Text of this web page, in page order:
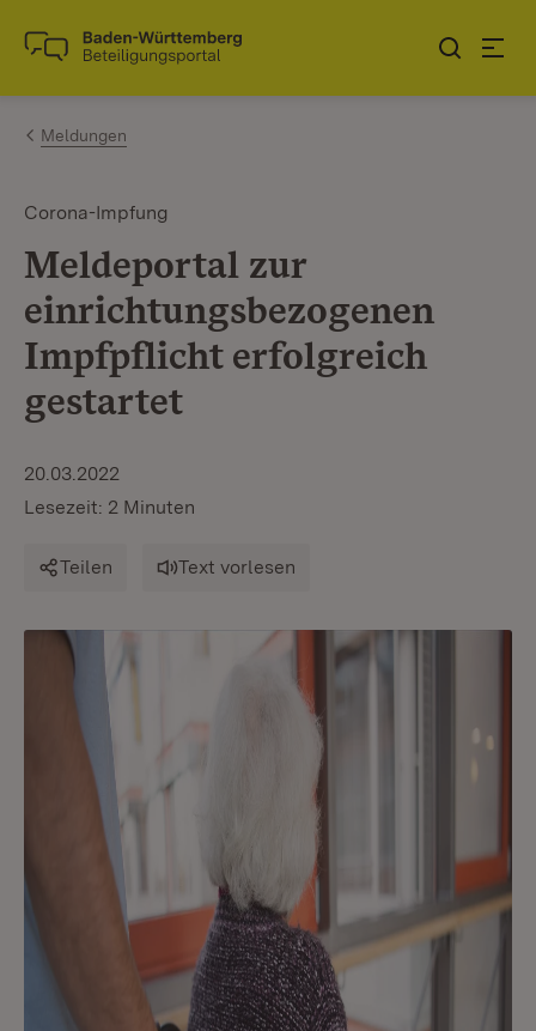
Zum Inhalt springen
Link zur Startseite
Meldungen
Corona-Impfung
Meldeportal zur
einrichtungsbezogenen
Impfpflicht erfolgreich
gestartet
20.03.2022
Lesezeit: 2 Minuten
Teilen Text vorlesen